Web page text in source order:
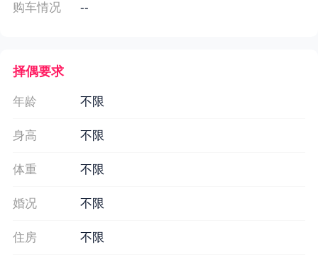
购车情况 --
择偶要求
年龄 不限
身高 不限
体重 不限
婚况 不限
住房 不限